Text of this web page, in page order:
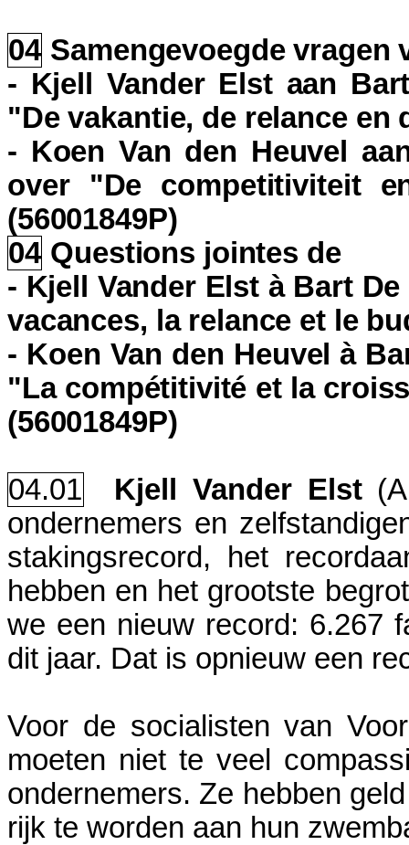
04 Samengevoegde vragen
- Kjell Vander Elst aan
"De vakantie, de relance en
- Koen Van den Heuvel
over "De competitiviteit
(56001849P)
04 Questions jointes de
- Kjell Vander Elst à Bart
vacances, la relance et le
- Koen Van den Heuvel à
"La compétitivité et la
(56001849P)
04.01 Kjell Vander Elst
ondernemers en
stakingsrecord, het
hebben en het grootste
we een nieuw record: 6.267
dit jaar. Dat is opnieuw een
Voor de socialisten van
moeten niet te veel
ondernemers. Ze hebben
rijk te worden aan hun